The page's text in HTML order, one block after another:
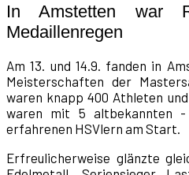
In Amstetten war
Medaillenregen
Am 13. und 14.9. fanden in
Meisterschaften der
waren knapp 400 Athleten
waren mit 5 altbekannten
erfahrenen HSVlern am Start.
Erfreulicherweise glänzte